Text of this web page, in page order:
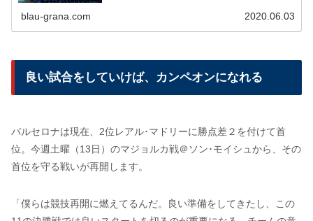
blau-grana.com 2020.06.03
良い試合をしていけば、カンペオンになれる
バルセロナは現在、2位レアル･マドリーに勝点差２を付けて首
位。今週土曜（13日）のマジョルカ戦＠ソン･モイシュから、その
首位を守る戦いが再開します。
「僕らは競技再開に燃えてるんだ。良い準備をしてきたし、この